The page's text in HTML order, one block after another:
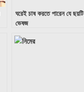
ঘরেই চাষ করতে পারেন যে ছয়টি
ভেষজ